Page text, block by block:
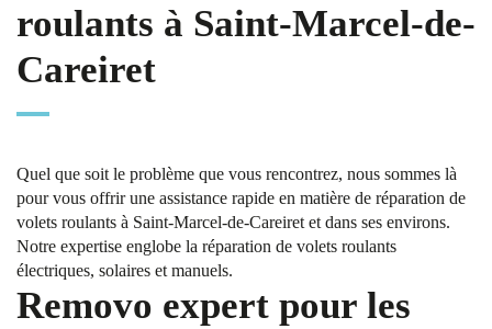
roulants à Saint-Marcel-de-
Careiret
Quel que soit le problème que vous rencontrez, nous sommes là
pour vous offrir une assistance rapide en matière de réparation de
volets roulants à Saint-Marcel-de-Careiret et dans ses environs.
Notre expertise englobe la réparation de volets roulants
électriques, solaires et manuels.
Removo expert pour les